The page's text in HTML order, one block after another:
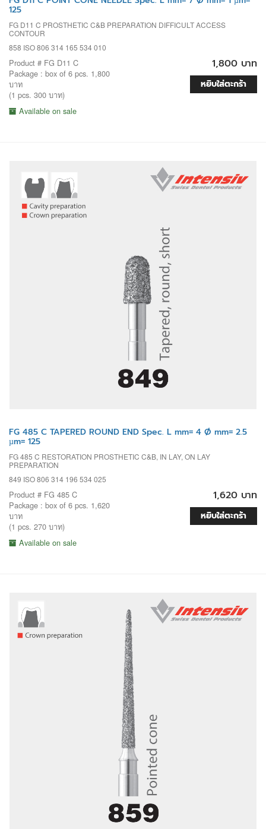
125
FG D11 C PROSTHETIC C&B PREPARATION DIFFICULT ACCESS
CONTOUR
858 ISO 806 314 165 534 010
Product # FG D11 C
Package : box of 6 pcs. 1,800
บาท
(1 pcs. 300 บาท)
Available on sale
1,800 บาท
หยิบใส่ตะกร้า
FG 485 C TAPERED ROUND END Spec. L mm= 4 Ø mm= 2.5
µm= 125
FG 485 C RESTORATION PROSTHETIC C&B, IN LAY, ON LAY
PREPARATION
849 ISO 806 314 196 534 025
Product # FG 485 C
Package : box of 6 pcs. 1,620
บาท
(1 pcs. 270 บาท)
Available on sale
1,620 บาท
หยิบใส่ตะกร้า